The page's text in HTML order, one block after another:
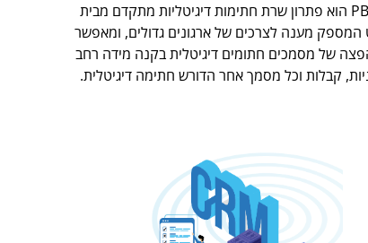
PB eSign הוא פתרון שרת חתימות דיגיטליות מתקדם מבית
המספק מענה לצרכים של ארגונים גדולים, ומאפשר
של מסמכים חתומים דיגיטלית בקנה מידה רחב
קבלות וכל מסמך אחר הדורש חתימה דיגיטלית.